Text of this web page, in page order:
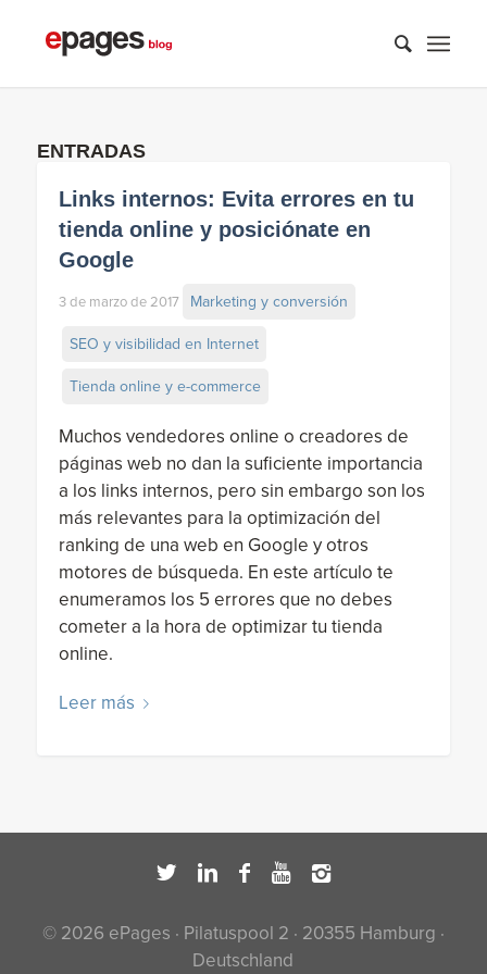
ENTRADAS
Links internos: Evita errores en tu
tienda online y posiciónate en
Google
3 de marzo de 2017 Marketing y conversión
SEO y visibilidad en Internet
Tienda online y e-commerce
Muchos vendedores online o creadores de
páginas web no dan la suficiente importancia
a los links internos, pero sin embargo son los
más relevantes para la optimización del
ranking de una web en Google y otros
motores de búsqueda. En este artículo te
enumeramos los 5 errores que no debes
cometer a la hora de optimizar tu tienda
online.
Leer más
© 2026 ePages · Pilatuspool 2 · 20355 Hamburg ·
Deutschland